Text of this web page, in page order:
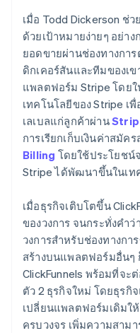
เมื่อ Todd Dickerson ช่
ด้วยเป้าหมายง่ายๆ อย่า
ยอดขายผ่านช่องทางกา
ดิกเคอร์สันและทีมของเข
แพลตฟอร์ม Stripe โดยใ
เทคโนโลยีของ Stripe เ
เลเบลแก่ลูกค้าผ่าน
การเรียกเก็บเงินค่าสมัค
Billing โดยใช้ประโยชน์
Stripe ได้พัฒนาขึ้นในเท
เมื่อธุรกิจเติบโตขึ้น
ของวงการ จนกระทั่งคำว่
วงการสำหรับช่องทางก
สร้างบนแพลตฟอร์มอื่นๆ
ClickFunnels พร้อมที่จะ
ตัว 2 ธุรกิจใหม่ โดยธุรกิ
เปลี่ยนแพลตฟอร์มเดิมใ
ครบวงจร เพิ่มความสาม